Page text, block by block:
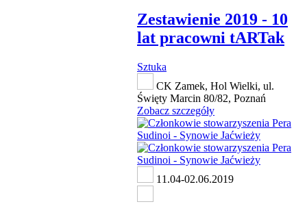
Zestawienie 2019 - 10
lat pracowni tARTak
Sztuka
CK Zamek, Hol Wielki, ul.
Święty Marcin 80/82, Poznań
Zobacz szczegóły
11.04-02.06.2019